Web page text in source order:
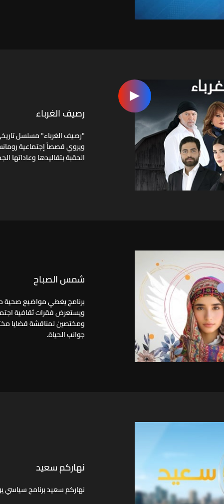
رصيف الغرباء
ويروي قصصاً إجتماعية
الحقبة بتقاليدها وعاداتها
شمس الصباح
برنامج يغطي مواضيع صحية
ويستعرض فقرات ثقافية
ومختصين لمناقشة قضايا
جوانب الحياة.
نهاركم سعيد
نهاركم سعيد برنامج سياسي